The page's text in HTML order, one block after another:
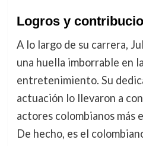
Logros y
A lo largo de su carrera,
una huella imborrable en
entretenimiento. Su
actuación lo llevaron a
actores colombianos más
De hecho, es el